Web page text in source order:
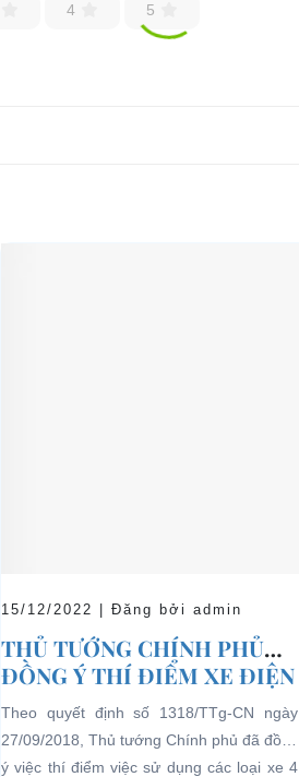
4 5
15/12/2022 | Đăng bởi admin
THỦ TƯỚNG CHÍNH PHỦ
ĐỒNG Ý THÍ ĐIỂM XE ĐIỆN
04 BÁNH CHỞ KHÁCH DU
LỊCH TẠI CÁC KHU VỰC
HẠN CHẾ
Theo quyết định số 1318/TTg-CN ngày
27/09/2018, Thủ tướng Chính phủ đã đồng
ý việc thí điểm việc sử dụng các loại xe 4